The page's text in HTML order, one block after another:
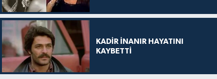
KADİR İNANIR HAYATINI
KAYBETTİ